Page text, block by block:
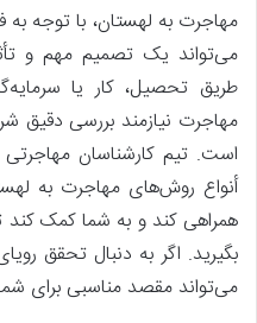
مهاجرت به لهستان، با توجه
می‌تواند یک تصمیم مهم و
طریق تحصیل، کار یا
مهاجرت نیازمند بررسی دقیق
است. تیم کارشناسان
أنواع روش‌های مهاجرت به
همراهی کند و به شما کمک کند
بگیرید. اگر به دنبال تحقق
می‌تواند مقصد مناسبی برای